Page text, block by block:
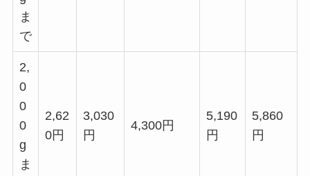
ま
で
2,
0
0
0
g
ま
2,62
0円
3,030
円
4,300円
5,190
円
5,860
円